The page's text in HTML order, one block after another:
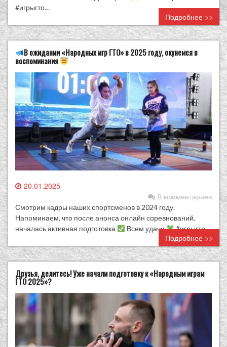
#игрыгто…
Подробнее >>
В ожидании «Народных игр ГТО» в 2025 году, окунемся в
воспоминания
20.01.2025
0 комментариев
Смотрим кадры наших спортсменов в 2024 году.
Напоминаем, что после анонса онлайн соревнований,
началась активная подготовка
Всем удачи #игрыгто
Подробнее >>
Друзья, делитесь! Уже начали подготовку к «Народным играм
ГТО 2025»?